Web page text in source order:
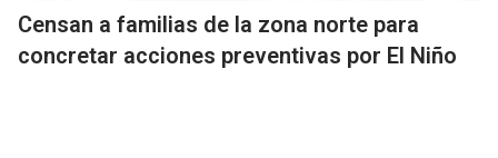
Censan a familias de la zona norte para
concretar acciones preventivas por El Niño